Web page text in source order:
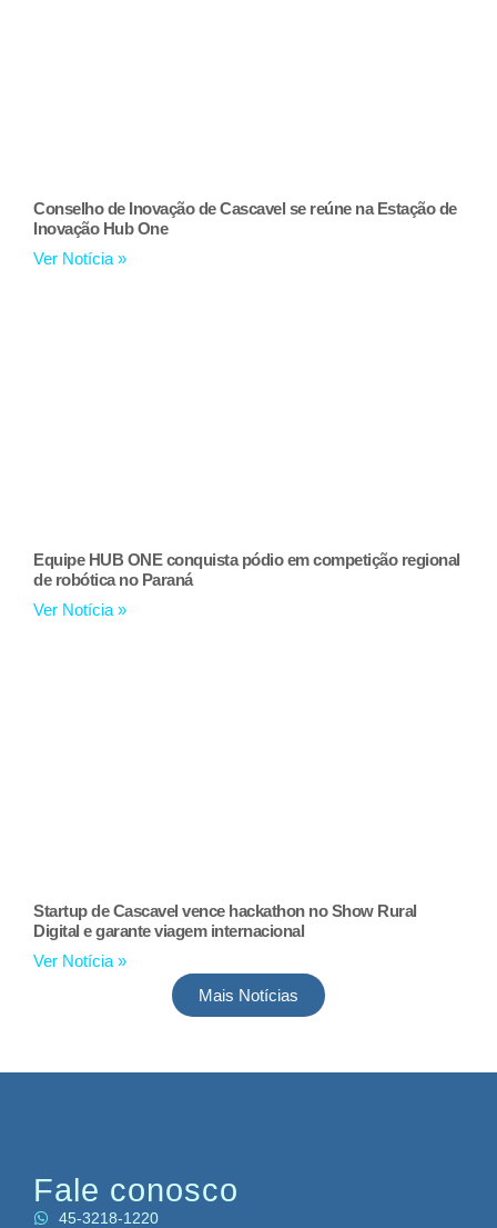
Conselho de Inovação de Cascavel se reúne na Estação de
Inovação Hub One
Ver Notícia »
Equipe HUB ONE conquista pódio em competição regional
de robótica no Paraná
Ver Notícia »
Startup de Cascavel vence hackathon no Show Rural
Digital e garante viagem internacional
Ver Notícia »
Mais Notícias
Fale conosco
45-3218-1220